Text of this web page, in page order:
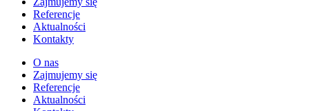
Referencje
Aktualności
Kontakty
O nas
Zajmujemy się
Referencje
Aktualności